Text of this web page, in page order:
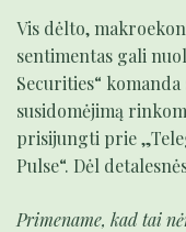
Vis dėlto,
sentimentas gali
Securities“
susidomėjimą
prisijungti prie
Pulse“. Dėl
Primename, kad tai